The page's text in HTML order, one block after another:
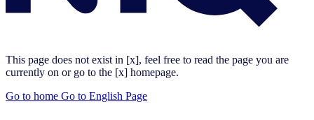
This page does not exist in [x], feel free to read the page you are
currently on or go to the [x] homepage.
Go to home Go to English Page